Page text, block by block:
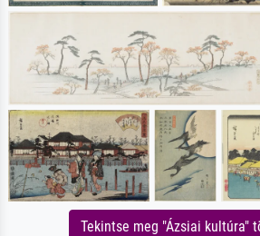
Tekintse meg "Ázsiai kultúra"